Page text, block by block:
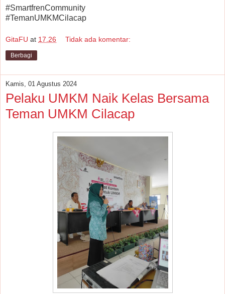
#SmartfrenCommunity
#TemanUMKMCilacap
GitaFU at 17.26 Tidak ada komentar:
Berbagi
Kamis, 01 Agustus 2024
Pelaku UMKM Naik Kelas Bersama
Teman UMKM Cilacap